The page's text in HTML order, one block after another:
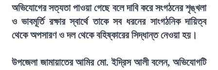
অভিযোগের সত্যতা পাওয়া গেছে বলে দাবি করে সংগঠনের শৃঙ্খলা
ও ভাবমূর্তি রক্ষার স্বার্থে তাকে সব ধরনের সাংগঠনিক দায়িত্ব
থেকে অপসারণ ও দল থেকে বহিষ্কারের সিদ্ধান্ত নেওয়া হয়।
উপজেলা জামায়াতের আমির মো. ইদ্রিস আলী বলেন, অভিযোগটি